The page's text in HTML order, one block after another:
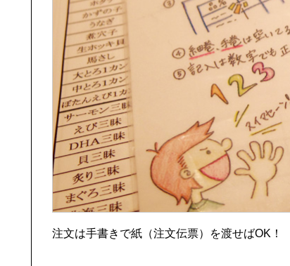
注文は手書きで紙（注文伝票）を渡せばOK！